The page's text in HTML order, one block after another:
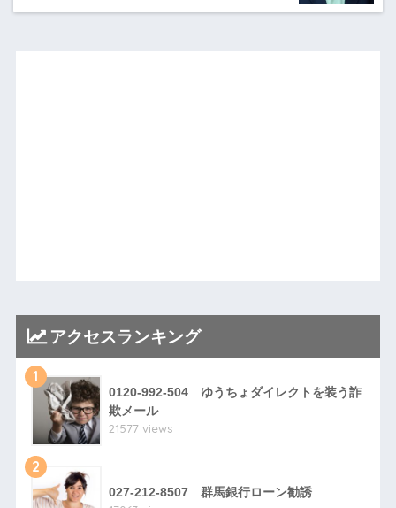
アクセスランキング
1
0120-992-504 ゆうちょダイレクトを装う詐
欺メール
21577 views
2
027-212-8507 群馬銀行ローン勧誘